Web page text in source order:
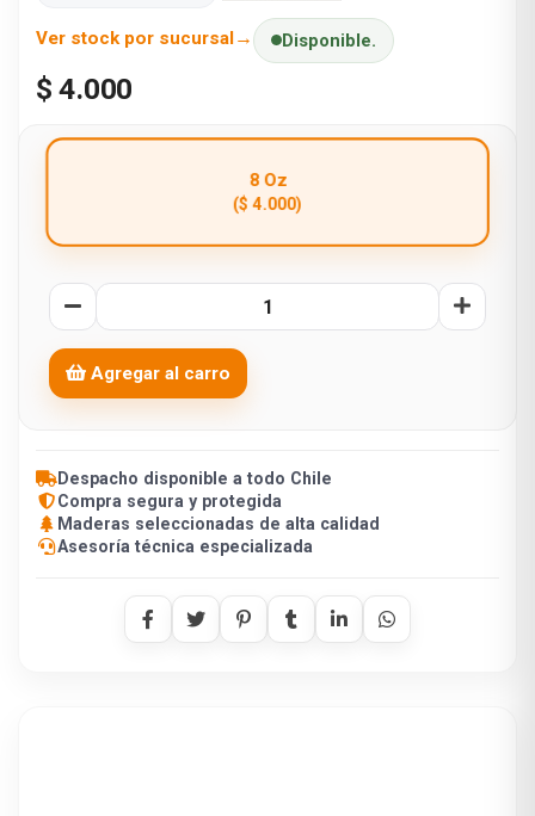
Ver stock por sucursal Disponible.
$ 4.000
8 Oz
($ 4.000)
Agregar al carro
Despacho disponible a todo Chile
Compra segura y protegida
Maderas seleccionadas de alta calidad
Asesoría técnica especializada